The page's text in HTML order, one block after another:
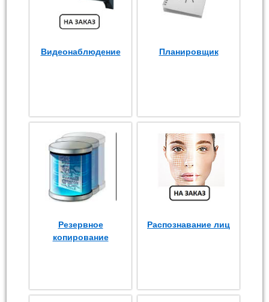
Видеонаблюдение Планировщик
Резервное
копирование
Распознавание лиц